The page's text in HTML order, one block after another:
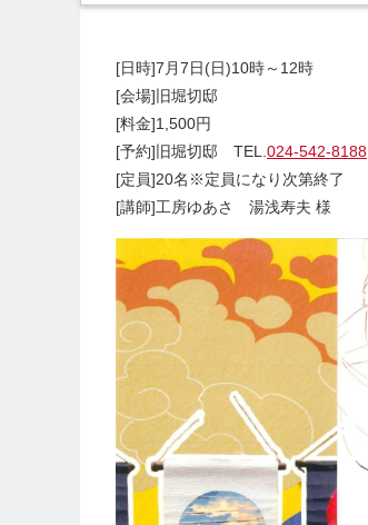
[日時]7月7日(日)10時～12時
[会場]旧堀切邸
[料金]1,500円
[予約]旧堀切邸 TEL.024-542-8188
[定員]20名※定員になり次第終了
[講師]工房ゆあさ 湯浅寿夫 様